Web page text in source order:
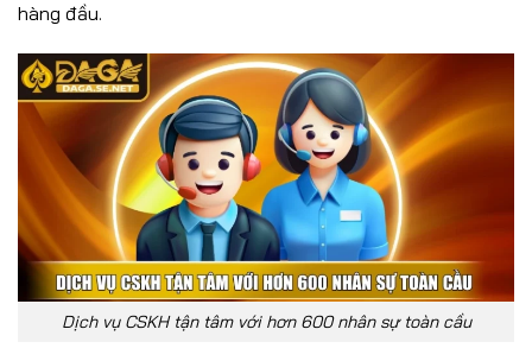
hàng đầu.
Dịch vụ CSKH tận tâm với hơn 600 nhân sự toàn cầu